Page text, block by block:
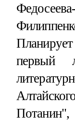
первый